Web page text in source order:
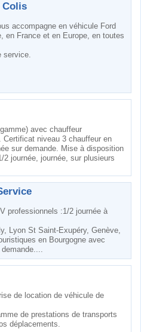
Colis
accompagne en véhicule Ford
en France et en Europe, en toutes
service.
avec chauffeur
Certificat niveau 3 chauffeur en
sur demande. Mise à disposition
journée, journée, sur plusieurs
professionnels :1/2 journée à
Lyon St Saint-Exupéry, Genève,
en Bourgogne avec
de location de véhicule de
de prestations de transports
déplacements.